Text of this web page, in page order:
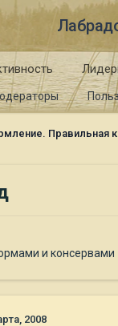
Правильная
и консервами
2008